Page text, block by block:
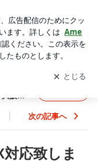
ライフ 和歌山・大
ライン
を受け取りまし
開く
阪・
次の記事へ
応致しま